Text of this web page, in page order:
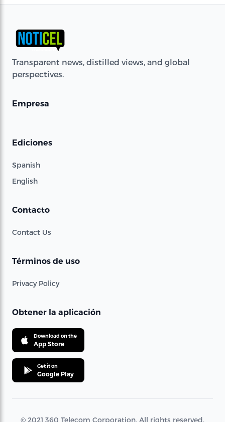
Transparent news, distilled views, and global
perspectives.
Empresa
Ediciones
Spanish
English
Contacto
Contact Us
Términos de uso
Privacy Policy
Obtener la aplicación
Download on the
App Store
Get it on
Google Play
© 2021 360 Telecom Corporation. All rights reserved.